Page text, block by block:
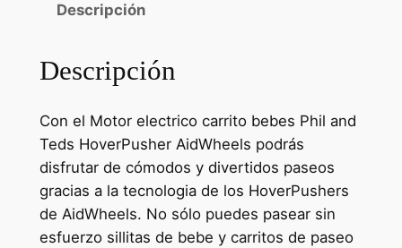
Descripción
Descripción
Con el Motor electrico carrito bebes Phil and
Teds HoverPusher AidWheels podrás
disfrutar de cómodos y divertidos paseos
gracias a la tecnologia de los HoverPushers
de AidWheels. No sólo puedes pasear sin
esfuerzo sillitas de bebe y carritos de paseo